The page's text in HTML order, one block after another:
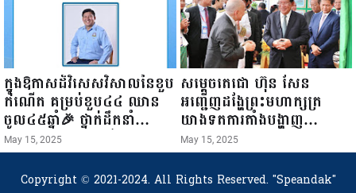
ក្នុងឱកាសដ៏វិសេសវិសាលនៃខួប
កំណើត គម្រប់ខួប៤៤ ឈាន
ចូល៤៥ឆ្នាំ🎉 ថ្នាក់ដឹកនាំ
សមាជិក សមាជិកា នៃក្រុម
គ្រួសារកម្មវិធីអាជីវកម្មចល័ត និង
កម្មករសំណង់ សូមគោរពជូនពរ
May 15, 2025
សម្តេចតេជោ ហ៊ុន សែន
អញ្ជើញដង្ហែព្រះមហាក្សត្រ
យាងទតការតាំងបង្ហាញ
ផលិតផលកសិកម្ម កសិ
ឧស្សាហកម្ម និងសិប្បកម្ម ក្នុង
ព្រះរាជពិធីច្រត់ព្រះនង្គ័ល...
May 15, 2025
Copyright © 2021-2024. All Rights Reserved. "Speandak"